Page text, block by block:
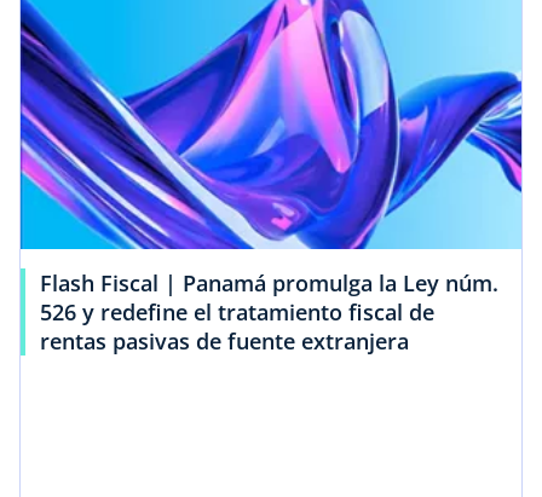
Flash Fiscal | Panamá promulga la Ley núm.
526 y redefine el tratamiento fiscal de
rentas pasivas de fuente extranjera